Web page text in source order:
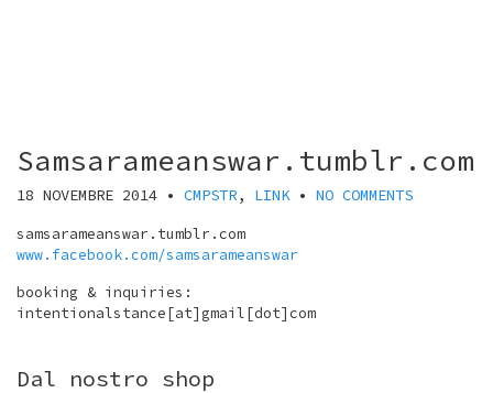
Samsarameanswar.tumblr.com
18 NOVEMBRE 2014 • CMPSTR, LINK• NO COMMENTS
samsarameanswar.tumblr.com
www.facebook.com/samsarameanswar
booking & inquiries:
intentionalstance[at]gmail[dot]com
Dal nostro shop